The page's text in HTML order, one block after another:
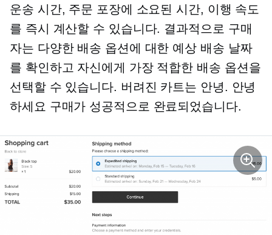
운송 시간, 주문 포장에 소요된 시간, 이행 속도
를 즉시 계산할 수 있습니다. 결과적으로 구매
자는 다양한 배송 옵션에 대한 예상 배송 날짜
를 확인하고 자신에게 가장 적합한 배송 옵션을
선택할 수 있습니다. 버려진 카트는 안녕. 안녕
하세요 구매가 성공적으로 완료되었습니다.